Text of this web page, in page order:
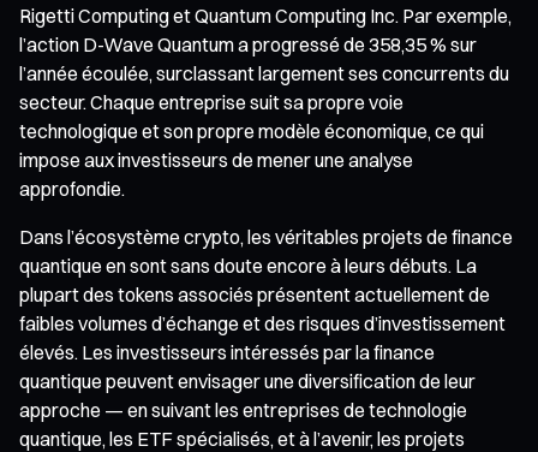
Rigetti Computing et Quantum Computing Inc. Par exemple,
l’action D-Wave Quantum a progressé de 358,35 % sur
l’année écoulée, surclassant largement ses concurrents du
secteur. Chaque entreprise suit sa propre voie
technologique et son propre modèle économique, ce qui
impose aux investisseurs de mener une analyse
approfondie.
Dans l’écosystème crypto, les véritables projets de finance
quantique en sont sans doute encore à leurs débuts. La
plupart des tokens associés présentent actuellement de
faibles volumes d’échange et des risques d’investissement
élevés. Les investisseurs intéressés par la finance
quantique peuvent envisager une diversification de leur
approche — en suivant les entreprises de technologie
quantique, les ETF spécialisés, et à l’avenir, les projets